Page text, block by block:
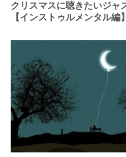
クリスマスに聴きたいジャ
【インストゥルメンタル編】